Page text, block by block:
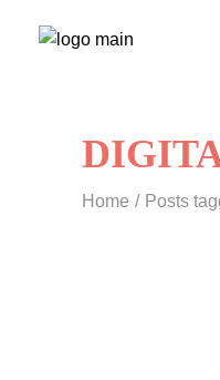
Home Posts